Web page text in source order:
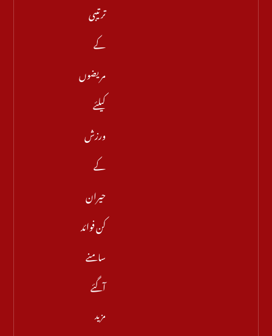
ترتیبی
کے
مریضوں
کیلئے
ورزش
کے
حیران
کن فوائد
سامنے
آگئے
مزید